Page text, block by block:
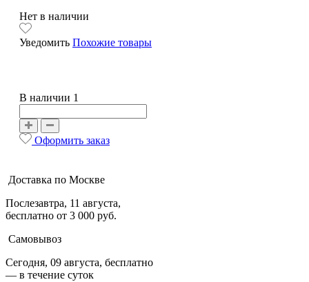
Нет в наличии
Уведомить Похожие товары
В наличии 1
Оформить заказ
Доставка по Москве
Послезавтра, 11 августа,
бесплатно от 3 000 руб.
Самовывоз
Сегодня, 09 августа, бесплатно
— в течение суток